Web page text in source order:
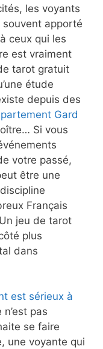
les voyants
apporté
ceux qui les
est vraiment
tarot gratuit
étude
depuis des
Gard
Si vous
votre passé,
être une
Français
jeu de tarot
plus
dans
est sérieux à
pas
se faire
une voyante qui